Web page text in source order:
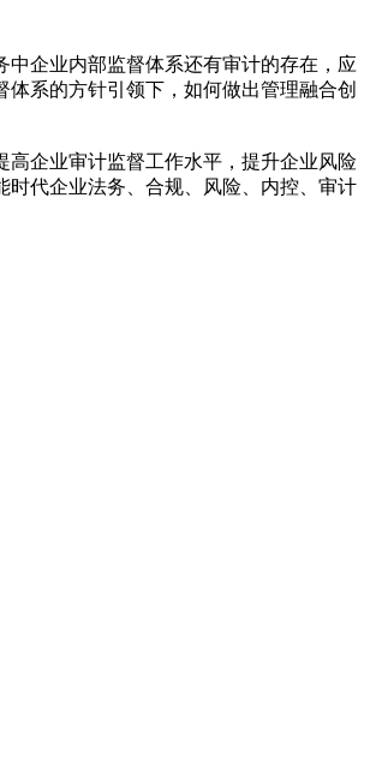
企业内部监督体系还有审计的存在，应
系的方针引领下，如何做出管理融合创
企业审计监督工作水平，提升企业风险
代企业法务、合规、风险、内控、审计